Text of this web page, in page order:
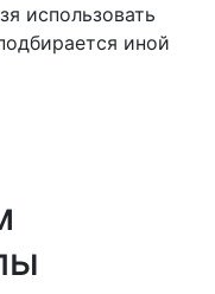
использовать
иной